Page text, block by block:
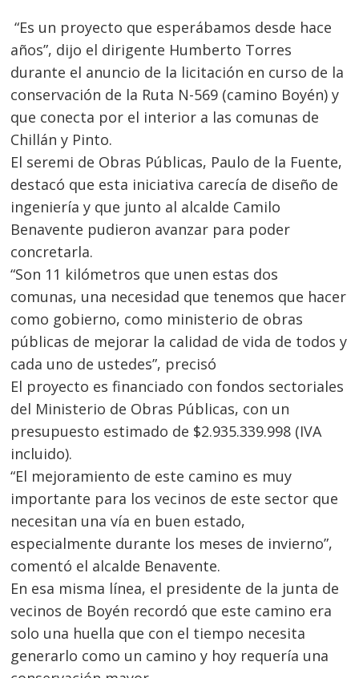
“Es un proyecto que esperábamos desde hace
años”, dijo el dirigente Humberto Torres
durante el anuncio de la licitación en curso de la
conservación de la Ruta N-569 (camino Boyén) y
que conecta por el interior a las comunas de
Chillán y Pinto.
El seremi de Obras Públicas, Paulo de la Fuente,
destacó que esta iniciativa carecía de diseño de
ingeniería y que junto al alcalde Camilo
Benavente pudieron avanzar para poder
concretarla.
“Son 11 kilómetros que unen estas dos
comunas, una necesidad que tenemos que hacer
como gobierno, como ministerio de obras
públicas de mejorar la calidad de vida de todos y
cada uno de ustedes”, precisó
El proyecto es financiado con fondos sectoriales
del Ministerio de Obras Públicas, con un
presupuesto estimado de $2.935.339.998 (IVA
incluido).
“El mejoramiento de este camino es muy
importante para los vecinos de este sector que
necesitan una vía en buen estado,
especialmente durante los meses de invierno”,
comentó el alcalde Benavente.
En esa misma línea, el presidente de la junta de
vecinos de Boyén recordó que este camino era
solo una huella que con el tiempo necesita
generarlo como un camino y hoy requería una
Navegación
de